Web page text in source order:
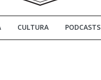
CULTURA PODCASTS